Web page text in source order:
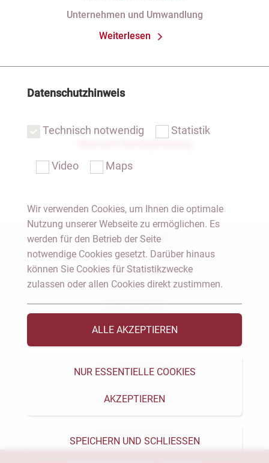
einer eGbR im Gesellschaftsregister
Unternehmen und Umwandlung
Weiterlesen
Notar Dresden
Fachgebiete
Das Notariat
Vorträge & Veröffentlichungen
Videos & Podcast
Aktuelles
Datenschutzhinweis
Technisch notwendig Statistik
Video Maps
Wir verwenden Cookies, um Ihnen die optimale
Nutzung unserer Webseite zu ermöglichen. Es
werden für den Betrieb der Seite
notwendige Cookies gesetzt. Darüber hinaus
können Sie Cookies für Statistikzwecke
zulassen oder allen Cookies direkt zustimmen.
ALLE AKZEPTIEREN
NUR ESSENTIELLE COOKIES
AKZEPTIEREN
SPEICHERN UND SCHLIESSEN